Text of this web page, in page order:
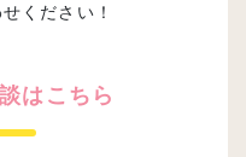
ください！
はこちら